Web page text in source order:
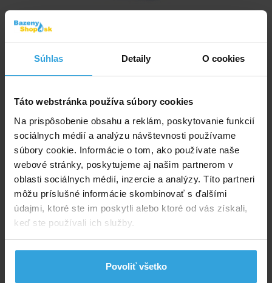
Súhlas Detaily O cookies
Táto webstránka používa súbory cookies
Na prispôsobenie obsahu a reklám, poskytovanie funkcií
sociálnych médií a analýzu návštevnosti používame
súbory cookie. Informácie o tom, ako používate naše
webové stránky, poskytujeme aj našim partnerom v
oblasti sociálnych médií, inzercie a analýzy. Títo partneri
môžu príslušné informácie skombinovať s ďalšími
údajmi, ktoré ste im poskytli alebo ktoré od vás získali,
keď ste používali ich služby.
Povoliť všetko
Skladom > 50 ks
v stredu u vás
do košíka
Vysávač - kefa vákuová Oceán de Luxe